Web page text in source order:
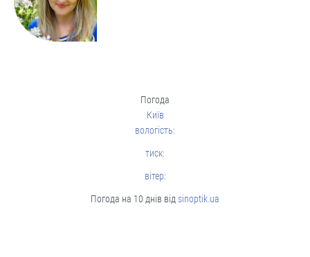
Погода
Київ
вологість:
тиск:
вітер:
Погода на 10 днів відsinoptik.ua